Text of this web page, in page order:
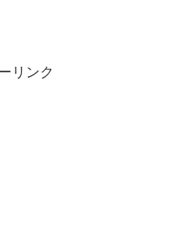
リンク